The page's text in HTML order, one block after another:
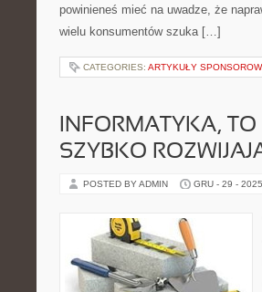
powinieneś mieć na uwadze, że
wielu konsumentów szuka […]
CATEGORIES: ARTYKUŁY
INFORMATYKA,
SZYBKO
POSTED BY ADMIN GRU - 29 - 2025